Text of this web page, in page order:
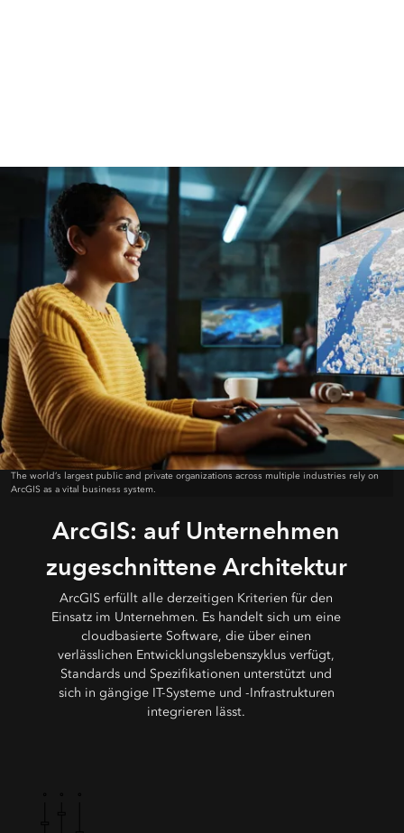
The world’s largest public and private organizations across multiple industries rely on
ArcGIS as a vital business system.
ArcGIS: auf Unternehmen
zugeschnittene Architektur
ArcGIS erfüllt alle derzeitigen Kriterien für den
Einsatz im Unternehmen. Es handelt sich um eine
cloudbasierte Software, die über einen
verlässlichen Entwicklungslebenszyklus verfügt,
Standards und Spezifikationen unterstützt und
sich in gängige IT-Systeme und -Infrastrukturen
integrieren lässt.